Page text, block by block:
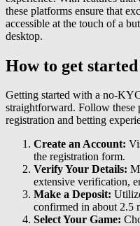
these platforms ensure that
accessible at the touch of a
desktop.
How to get
Getting started with a no-
straightforward. Follow these
registration and betting
Create an Account:
the registration form.
Verify Your Details:
extensive verification,
Make a Deposit:
confirmed in about 2.5
Select Your Game: